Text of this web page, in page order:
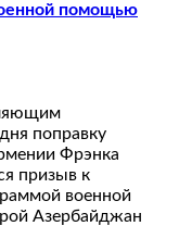
помощью
поправку
Фрэнка
призыв к
военной
Азербайджан